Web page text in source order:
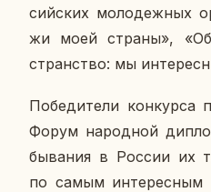
сий­ских мо­ло­деж­ных
жи моей страны»,
стран­ство: мы
По­бе­ди­те­ли кон­кур­са
Форум на­род­ной
бы­ва­ния в России их
по самым ин­те­рес­ным